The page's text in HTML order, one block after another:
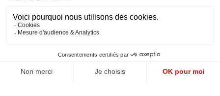
Politique de confidentialité- Mentions légales